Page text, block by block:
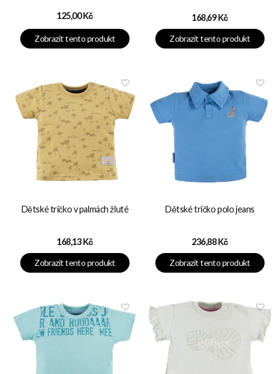
Cena
125,00 Kč
Zobrazit tento produkt
Cena
168,69 Kč
Zobrazit tento produkt
Dětské tričko v palmách žluté
Cena
168,13 Kč
Zobrazit tento produkt
Dětské tričko polo jeans
Cena
236,88 Kč
Zobrazit tento produkt